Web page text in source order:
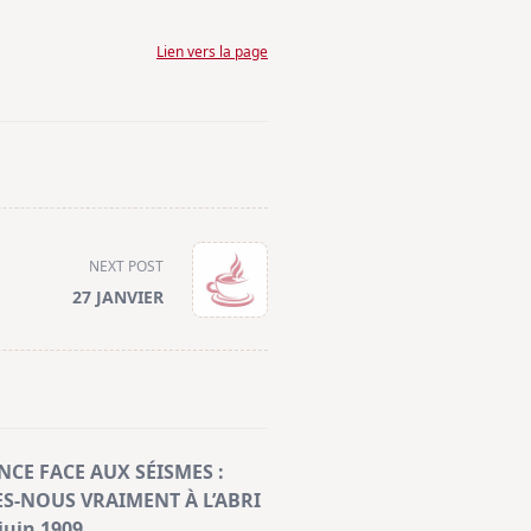
Lien vers la page
NEXT POST
27 JANVIER
FACE AUX SÉISMES :
NOUS VRAIMENT À L’ABRI